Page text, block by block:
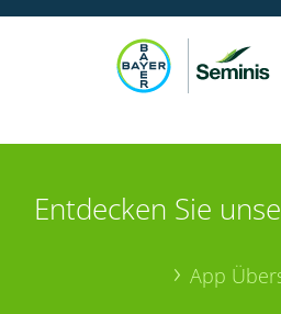
Entdecken Sie
App